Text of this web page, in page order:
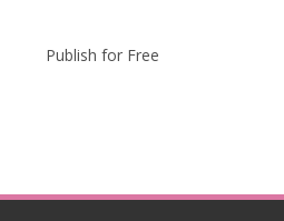
Publish for Free